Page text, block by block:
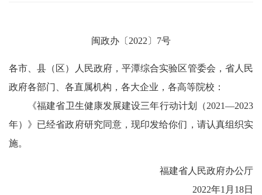
闽政办〔2022〕7号
各市、县（区）人民政府，平潭综合实验区管委会，省人民
政府各部门、各直属机构，各大企业，各高等院校：
《福建省卫生健康发展建设三年行动计划（2021—2023
年）》已经省政府研究同意，现印发给你们，请认真组织实
施。
福建省人民政府办公厅
2022年1月18日